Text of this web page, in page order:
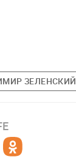
ЗЕЛЕНСКИЙ